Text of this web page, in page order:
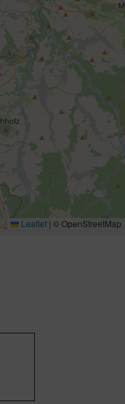
Leaflet | © OpenStreetMap